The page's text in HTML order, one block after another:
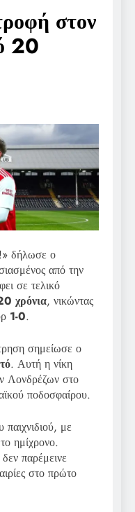
στον
20
δήλωσε ο
από την
σε τελικό
χρόνια, νικώντας
1-0.
σημείωσε ο
. Αυτή η νίκη
Λονδρέζων στο
ποδοσφαίρου.
με
ημίχρονο.
παρέμεινε
στο πρώτο